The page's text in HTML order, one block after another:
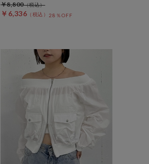
￥6,336 28％OFF
￥8,800